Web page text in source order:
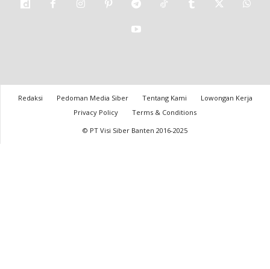
Redaksi Pedoman Media Siber Tentang Kami
Lowongan Kerja
Privacy Policy
Terms & Conditions
© PT Visi Siber Banten 2016-2025